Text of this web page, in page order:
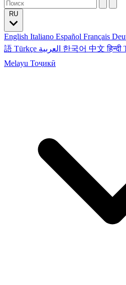
English Italiano Español Français
語 Türkçe 한국어 中文हिन्दी
Melayu Тоҷикӣ